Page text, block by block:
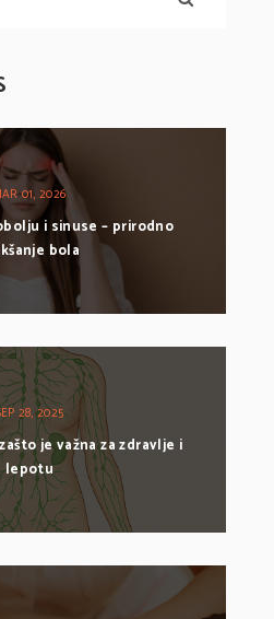
01, 2026
i sinuse – prirodno
bola
28, 2025
je važna za zdravlje i
lepotu